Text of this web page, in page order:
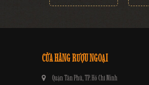
CỬA HÀNG RƯỢU NGOẠI
Quận Tân Phú, TP. Hồ Chí Minh